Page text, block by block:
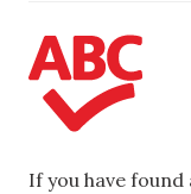
If you have